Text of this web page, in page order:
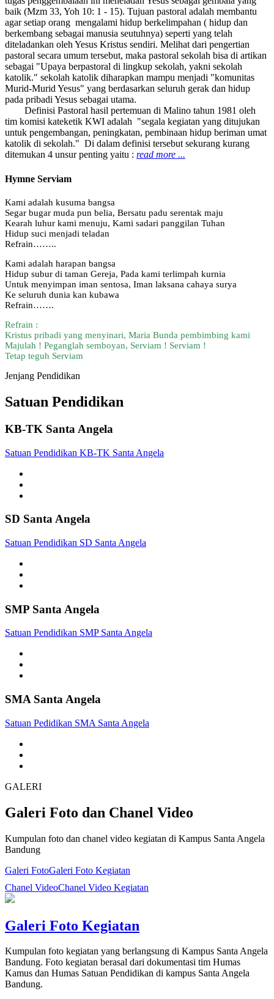
baik (Mzm 33, Yoh 10: 1 - 15). Tujuan pastoral adalah membantu
agar setiap orang mengalami hidup berkelimpahan ( hidup dan
berkembang sebagai manusia seutuhnya) seperti yang telah
diteladankan oleh Yesus Kristus sendiri. Melihat dari pengertian
pastoral secara umum tersebut, maka pastoral sekolah bisa di artikan
sebagai "Upaya berpastoral di lingkup sekolah, yakni sekolah
katolik." sekolah katolik diharapkan mampu menjadi "komunitas
Murid-Murid Yesus" yang berdasarkan seluruh gerak dan hidup
pada pribadi Yesus sebagai utama.
Definisi Pastoral hasil pertemuan di Malino tahun 1981 oleh
tim komisi kateketik KWI adalah "segala kegiatan yang ditujukan
untuk pengembangan, peningkatan, pembinaan hidup beriman umat
katolik di sekolah." Di dalam definisi tersebut sekurang kurang
ditemukan 4 unsur penting yaitu : read more ...
Hymne Serviam
Kami adalah kusuma bangsa
Segar bugar muda pun belia, Bersatu padu serentak maju
Kearah luhur kami menuju, Kami sadari panggilan Tuhan
Hidup suci menjadi teladan
Refrain……..
Kami adalah harapan bangsa
Hidup subur di taman Gereja, Pada kami terlimpah kurnia
Untuk menyimpan iman sentosa, Iman laksana cahaya surya
Ke seluruh dunia kan kubawa
Refrain…….
Refrain :
Kristus pribadi yang menyinari, Maria Bunda pembimbing kami
Majulah ! Peganglah semboyan, Serviam ! Serviam !
Tetap teguh Serviam
Jenjang Pendidikan
Satuan Pendidikan
KB-TK Santa Angela
Satuan Pendidikan KB-TK Santa Angela
SD Santa Angela
Satuan Pendidikan SD Santa Angela
SMP Santa Angela
Satuan Pendidikan SMP Santa Angela
SMA Santa Angela
Satuan Pedidikan SMA Santa Angela
GALERI
Galeri Foto dan Chanel Video
Kumpulan foto dan chanel video kegiatan di Kampus Santa Angela
Bandung
Galeri FotoGaleri Foto Kegiatan
Chanel VideoChanel Video Kegiatan
Galeri Foto Kegiatan
Kumpulan foto kegiatan yang berlangsung di Kampus Santa Angela
Bandung. Foto kegiatan berasal dari dokumentasi tim Humas
Kamus dan Humas Satuan Pendidikan di kampus Santa Angela
Bandung.